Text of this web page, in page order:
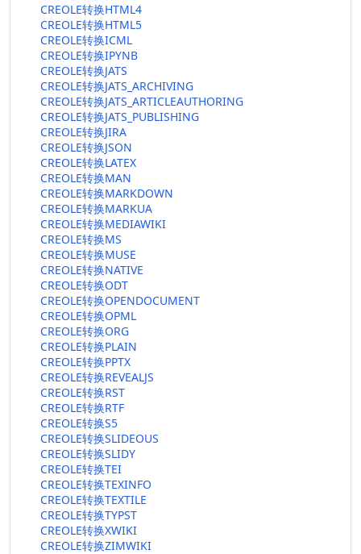
CREOLE转换HTML4
CREOLE转换HTML5
CREOLE转换ICML
CREOLE转换IPYNB
CREOLE转换JATS
CREOLE转换JATS_ARCHIVING
CREOLE转换JATS_ARTICLEAUTHORING
CREOLE转换JATS_PUBLISHING
CREOLE转换JIRA
CREOLE转换JSON
CREOLE转换LATEX
CREOLE转换MAN
CREOLE转换MARKDOWN
CREOLE转换MARKUA
CREOLE转换MEDIAWIKI
CREOLE转换MS
CREOLE转换MUSE
CREOLE转换NATIVE
CREOLE转换ODT
CREOLE转换OPENDOCUMENT
CREOLE转换OPML
CREOLE转换ORG
CREOLE转换PLAIN
CREOLE转换PPTX
CREOLE转换REVEALJS
CREOLE转换RST
CREOLE转换RTF
CREOLE转换S5
CREOLE转换SLIDEOUS
CREOLE转换SLIDY
CREOLE转换TEI
CREOLE转换TEXINFO
CREOLE转换TEXTILE
CREOLE转换TYPST
CREOLE转换XWIKI
CREOLE转换ZIMWIKI